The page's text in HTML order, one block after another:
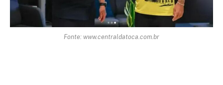
Fonte: www.centraldatoca.com.br